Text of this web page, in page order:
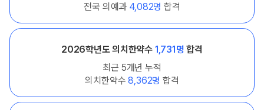
전국 의예과 4,082명 합격
2026학년도 의치한약수 1,731명 합격
최근 5개년 누적
의치한약수8,362명 합격